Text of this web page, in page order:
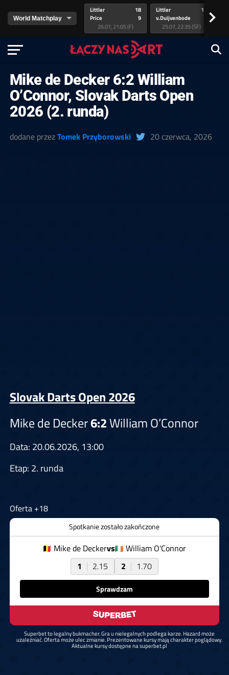
Littler
Price
18
9
26.07, 21:05 (F)
Littler
v.Duijvenbode
17
25.07, 22:35 (SF)
>
Mike de Decker 6:2 William
O’Connor, Slovak Darts Open
2026 (2. runda)
dodane przezTomek Przyborowski 20 czerwca, 2026
Slovak Darts Open 2026
Mike de Decker6:2William O’Connor
Data: 20.06.2026, 13:00
Etap: 2. runda
Oferta +18
Spotkanie zostało zakończone
Mike de Deckervs
William O'Connor
1
2.15 2 1.70
Sprawdzam
Superbet to legalny bukmacher. Gra u nielegalnych podlega karze. Hazard może
uzależniać. Oferta może ulec zmianie. Prezentowane kursy mają charakter poglądowy.
Aktualne kursy dostępne na superbet.pl